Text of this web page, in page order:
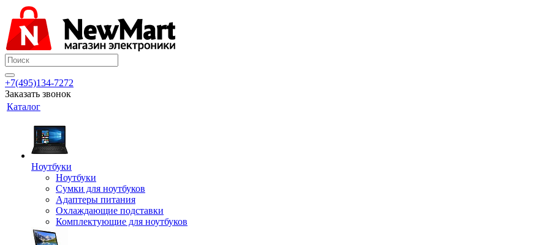
+7(495)134-7272
Заказать звонок
Каталог
Ноутбуки
Ноутбуки
Сумки для ноутбуков
Адаптеры питания
Охлаждающие подставки
Комплектующие для ноутбуков